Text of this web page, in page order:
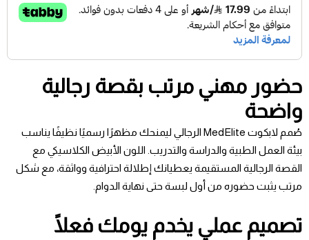
حضور مهني مرتب بقصة رجالية
واضحة
صُمم لابكوت MedElite الرجالي ليمنحك مظهرًا رسميًا نظيفًا يناسب
بيئة العمل الطبية والدراسة والتدريب. اللون الأبيض الكلاسيكي مع
القصة الرجالية المستقيمة يعطيانك إطلالة احترافية وواثقة، مع شكل
مرتب يثبت حضوره من أول لبسة حتى نهاية الدوام.
تصميم عملي يخدم يومك فعلًا